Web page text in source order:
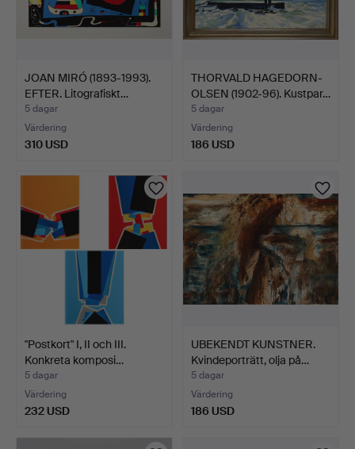
JOAN MIRÓ (1893-1993).
EFTER. Litografiskt…
5 dagar
Värdering
310 USD
THORVALD HAGEDORN-
OLSEN (1902-96). Kustpar…
5 dagar
Värdering
186 USD
"Postkort" I, II och III.
Konkreta komposi…
5 dagar
Värdering
232 USD
UBEKENDT KUNSTNER.
Kvindeporträtt, olja på…
5 dagar
Värdering
186 USD